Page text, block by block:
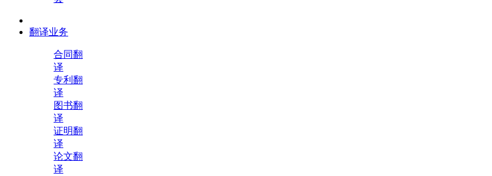
翻译业务
合同翻
译
专利翻
译
图书翻
译
证明翻
译
论文翻
译